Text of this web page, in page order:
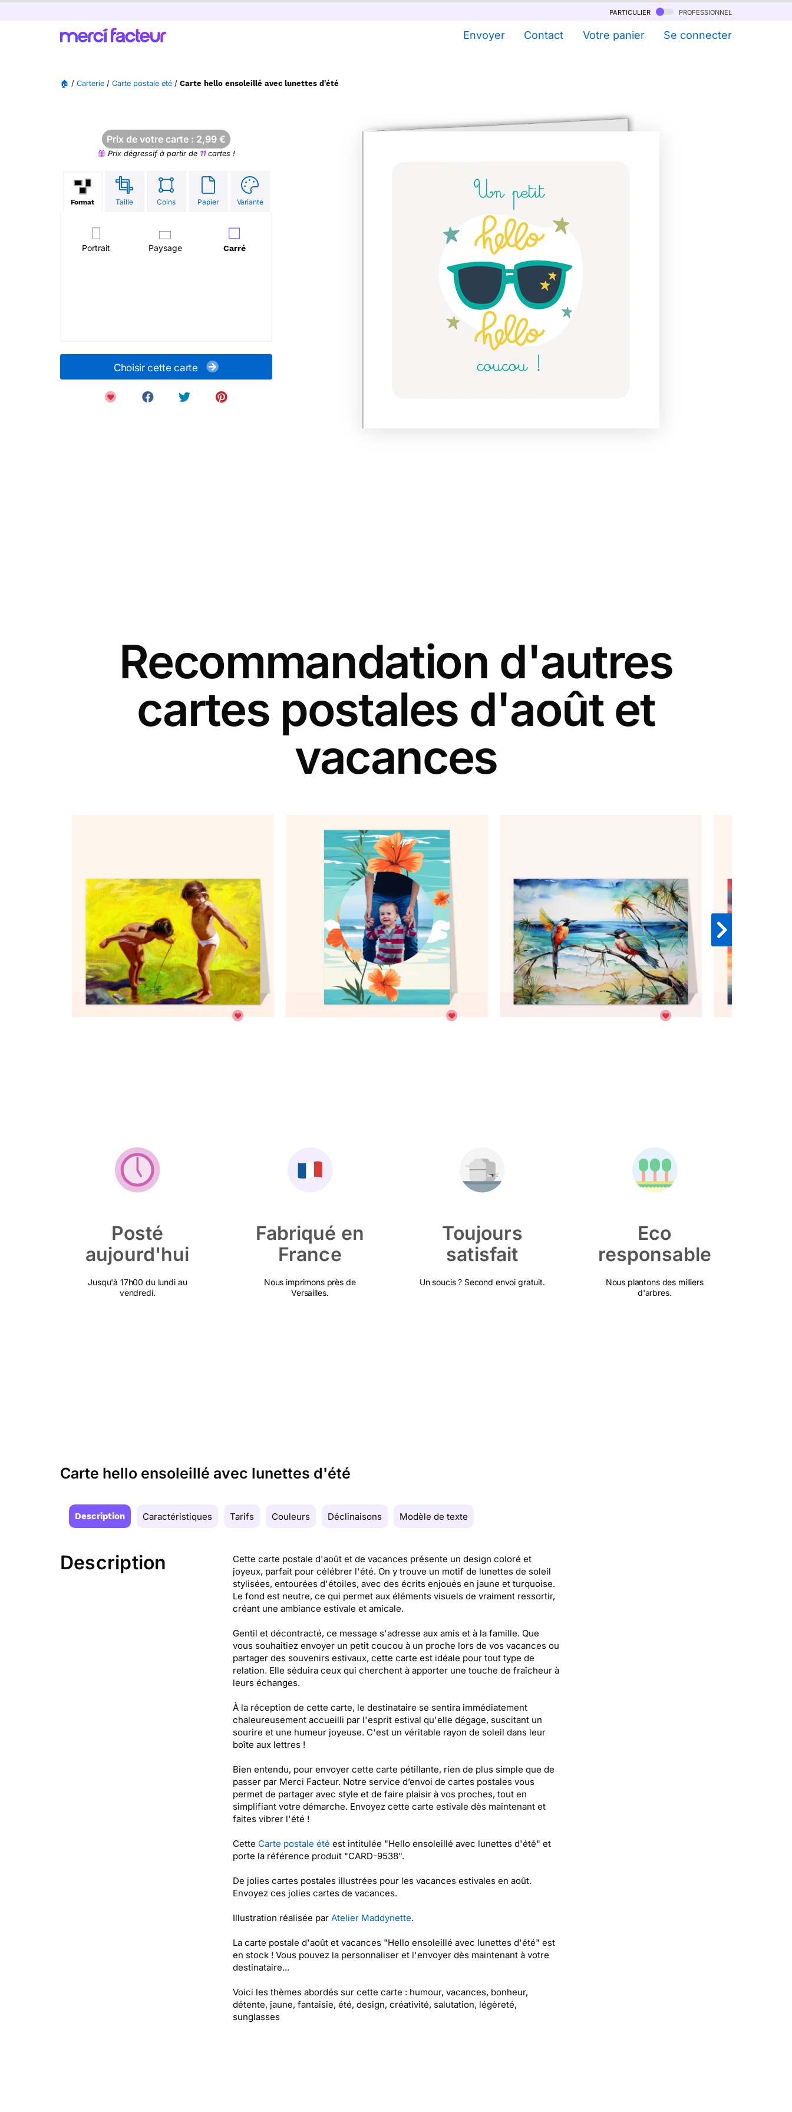
particulier professionnel
Envoyer Contact Votre panier Se connecter
🏠 / Carterie / Carte postale été / Carte hello ensoleillé avec lunettes d'été
Prix de votre carte : 2,99 €
Prix dégressif à partir de 11cartes !
Format Taille Coins Papier Variante
Portrait Paysage Carré
Choisir cette carte
Recommandation d'autres
cartes postales d'août et
vacances
Posté
aujourd'hui
Jusqu'à 17h00 du lundi au
vendredi.
Fabriqué en
France
Nous imprimons près de
Versailles.
Toujours
satisfait
Un soucis ? Second envoi gratuit.
Eco
responsable
Nous plantons des milliers
d'arbres.
Carte hello ensoleillé avec lunettes d'été
Description Caractéristiques Tarifs Couleurs Déclinaisons Modèle de texte
Description
Cette carte postale d'août et de vacances présente un design coloré et
joyeux, parfait pour célébrer l'été. On y trouve un motif de lunettes de soleil
stylisées, entourées d'étoiles, avec des écrits enjoués en jaune et turquoise.
Le fond est neutre, ce qui permet aux éléments visuels de vraiment ressortir,
créant une ambiance estivale et amicale.
Gentil et décontracté, ce message s'adresse aux amis et à la famille. Que
vous souhaitiez envoyer un petit coucou à un proche lors de vos vacances ou
partager des souvenirs estivaux, cette carte est idéale pour tout type de
relation. Elle séduira ceux qui cherchent à apporter une touche de fraîcheur à
leurs échanges.
À la réception de cette carte, le destinataire se sentira immédiatement
chaleureusement accueilli par l'esprit estival qu'elle dégage, suscitant un
sourire et une humeur joyeuse. C'est un véritable rayon de soleil dans leur
boîte aux lettres !
Bien entendu, pour envoyer cette carte pétillante, rien de plus simple que de
passer par Merci Facteur. Notre service d’envoi de cartes postales vous
permet de partager avec style et de faire plaisir à vos proches, tout en
simplifiant votre démarche. Envoyez cette carte estivale dès maintenant et
faites vibrer l'été !
Cette Carte postale été est intitulée "Hello ensoleillé avec lunettes d'été" et
porte la référence produit "CARD-9538".
De jolies cartes postales illustrées pour les vacances estivales en août.
Envoyez ces jolies cartes de vacances.
Illustration réalisée par Atelier Maddynette.
La carte postale d'août et vacances "Hello ensoleillé avec lunettes d'été" est
en stock ! Vous pouvez la personnaliser et l'envoyer dès maintenant à votre
destinataire...
Voici les thèmes abordés sur cette carte : humour, vacances, bonheur,
détente, jaune, fantaisie, été, design, créativité, salutation, légèreté,
sunglasses